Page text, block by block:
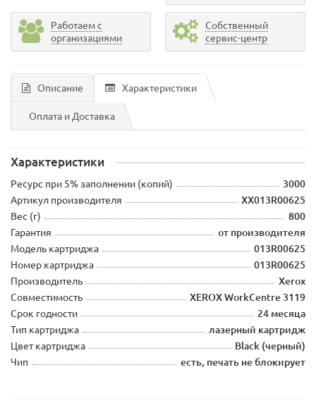
Работаем с
организациями
Собственный
сервис-центр
Описание Характеристики
Оплата и Доставка
Характеристики
Ресурс при 5% заполнении (копий) 3000
Артикул производителя XX013R00625
Вес (г) 800
Гарантия от производителя
Модель картриджа 013R00625
Номер картриджа 013R00625
Производитель Xerox
Совместимость XEROX WorkCentre 3119
Срок годности 24 месяца
Тип картриджа лазерный картридж
Цвет картриджа Black (черный)
Чип есть, печать не блокирует